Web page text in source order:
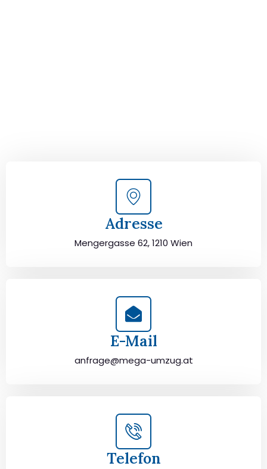
Adresse
Mengergasse 62, 1210 Wien
E-Mail
anfrage@mega-umzug.at
Telefon